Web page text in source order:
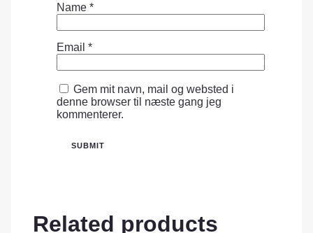
Name *
Email *
Gem mit navn, mail og websted i
denne browser til næste gang jeg
kommenterer.
Related products